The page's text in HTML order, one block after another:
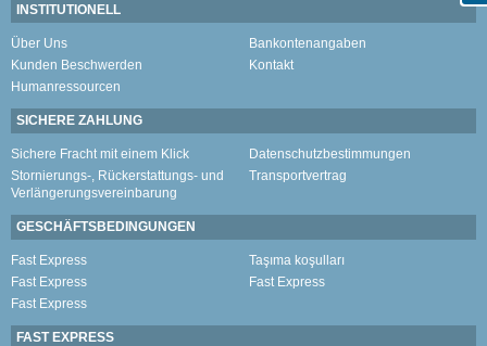
INSTITUTIONELL
Über Uns
Bankontenangaben
Kunden Beschwerden
Kontakt
Humanressourcen
SICHERE ZAHLUNG
Sichere Fracht mit einem Klick
Datenschutzbestimmungen
Stornierungs-, Rückerstattungs- und
Verlängerungsvereinbarung
Transportvertrag
GESCHÄFTSBEDINGUNGEN
Fast Express
Taşıma koşulları
Fast Express
Fast Express
Fast Express
FAST EXPRESS